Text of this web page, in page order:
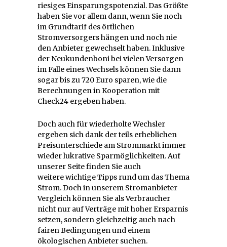
riesiges Einsparungspotenzial. Das Größte
haben Sie vor allem dann, wenn Sie noch
im Grundtarif des örtlichen
Stromversorgers hängen und noch nie
den Anbieter gewechselt haben. Inklusive
der Neukundenboni bei vielen Versorgen
im Falle eines Wechsels können Sie dann
sogar bis zu 720 Euro sparen, wie die
Berechnungen in Kooperation mit
Check24 ergeben haben.
Doch auch für wiederholte Wechsler
ergeben sich dank der teils erheblichen
Preisunterschiede am Strommarkt immer
wieder lukrative Sparmöglichkeiten. Auf
unserer Seite finden Sie auch
weitere wichtige Tipps rund um das Thema
Strom. Doch in unserem Stromanbieter
Vergleich können Sie als Verbraucher
nicht nur auf Verträge mit hoher Ersparnis
setzen, sondern gleichzeitig auch nach
fairen Bedingungen und einem
ökologischen Anbieter suchen.